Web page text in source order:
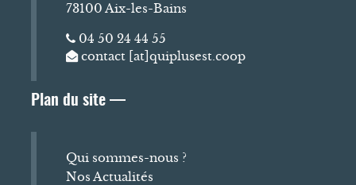
73100 Aix-les-Bains
04 50 24 44 55
contact [at]quiplusest.coop
Plan du site —
Qui sommes-nous ?
Nos Actualités